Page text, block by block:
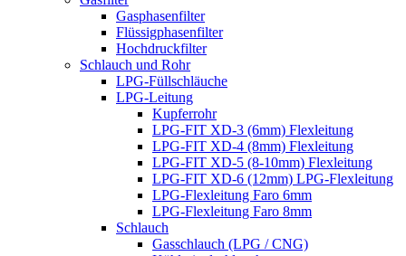
Gasphasenfilter
Flüssigphasenfilter
Hochdruckfilter
Schlauch und Rohr
LPG-Füllschläuche
LPG-Leitung
Kupferrohr
LPG-FIT XD-3 (6mm) Flexleitung
LPG-FIT XD-4 (8mm) Flexleitung
LPG-FIT XD-5 (8-10mm) Flexleitung
LPG-FIT XD-6 (12mm) LPG-Flexleitung
LPG-Flexleitung Faro 6mm
LPG-Flexleitung Faro 8mm
Schlauch
Gasschlauch (LPG / CNG)